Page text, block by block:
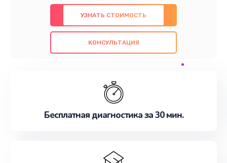
предлагаем быстрый и качественный ремонт с
использованием оригинальных компонентов, а
также гарантируем качество всех
проведенных работ. Наша цель - предоставить
наилучшим образом. Не медлите записаться на
УЗНАТЬ СТОИМОСТЬ
КОНСУЛЬТАЦИЯ
Бесплатная диагностика за 30 мин.